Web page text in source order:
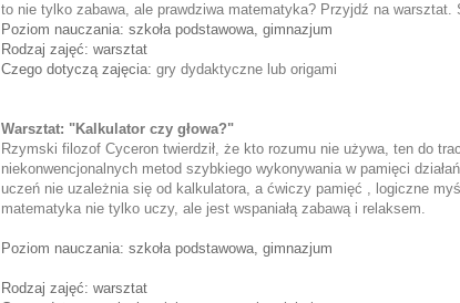
to nie tylko zabawa, ale prawdziwa matematyka? Przyjdź na warsztat.
Poziom nauczania: szkoła podstawowa, gimnazjum
Rodzaj zajęć: warsztat
Czego dotyczą zajęcia: gry dydaktyczne lub origami
Warsztat: "Kalkulator czy głowa?"
Rzymski filozof Cyceron twierdził, że kto rozumu nie używa, ten do
niekonwencjonalnych metod szybkiego wykonywania w pamięci
uczeń nie uzależnia się od kalkulatora, a ćwiczy pamięć , logiczne
matematyka nie tylko uczy, ale jest wspaniałą zabawą i relaksem.
Poziom nauczania: szkoła podstawowa, gimnazjum
Rodzaj zajęć: warsztat